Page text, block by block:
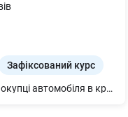
Зафіксований курс
Гарантія 5 років або 150 тис км. При покупці автомобіля в кредит діє знижка 50 000 грн.